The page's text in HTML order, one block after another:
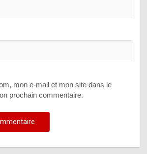
mon e-mail et mon site dans le
prochain commentaire.